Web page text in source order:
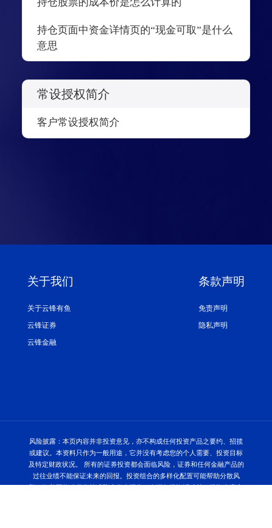
持仓页面中资金详情页的“现金可取”是什么
意思
常设授权简介
客户常设授权简介
关于我们
关于云锋有鱼
云锋证券
云锋金融
条款声明
免责声明
隐私声明
风险披露：本页内容并非投资意见，亦不构成任何投资产品之要约、招揽
或建议。本资料只作为一般用途，它并没有考虑您的个人需要、投资目标
及特定财政状况。 所有的证券投资都会面临风险，证券和任何金融产品的
过往业绩不能保证未来的回报。投资组合的多样化配置可能帮助分散风